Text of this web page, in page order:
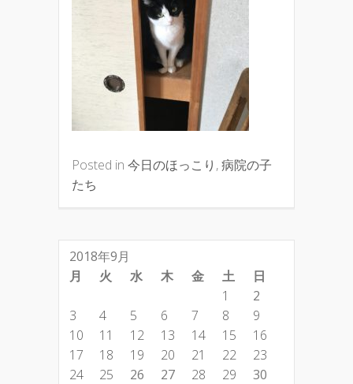
Posted in 今日のほっこり ,病院の子
たち
2018年9月
月
火 水 木 金 土 日
1
2
3
4 5 6 7 8
9
10
11 12 13 14 15
16
17
18 19 20 21 22
23
24
25 26 27 28 29 30